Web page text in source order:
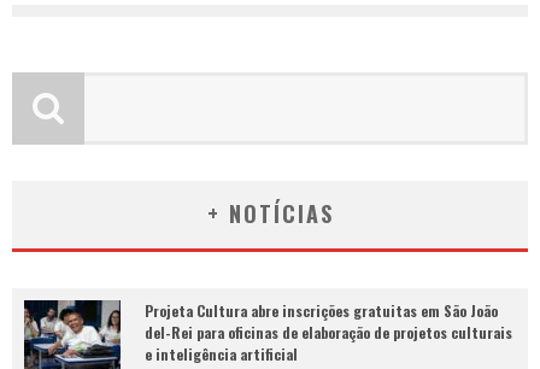
+ NOTÍCIAS
Projeta Cultura abre inscrições gratuitas em São João
del-Rei para oficinas de elaboração de projetos culturais
e inteligência artificial